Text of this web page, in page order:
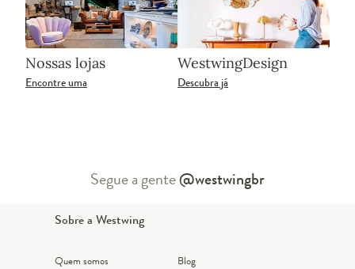
Nossas lojas
Encontre uma
WestwingDesign
Descubra já
Segue a gente@westwingbr
Sobre a Westwing
Quem somos
Blog